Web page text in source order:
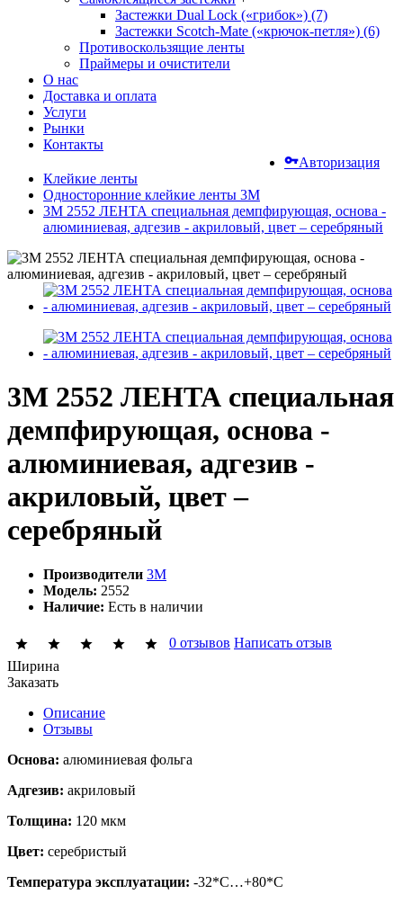
Застежки Dual Lock («грибок») (7)
Застежки Scotch-Mate («крючок-петля») (6)
Противоскользящие ленты
Праймеры и очистители
О нас
Доставка и оплата
Услуги
Рынки
Контакты
Авторизация
Клейкие ленты
Односторонние клейкие ленты 3М
3М 2552 ЛЕНТА специальная демпфирующая, основа -
алюминиевая, адгезив - акриловый, цвет – серебряный
3М 2552 ЛЕНТА специальная
демпфирующая, основа -
алюминиевая, адгезив -
акриловый, цвет –
серебряный
Производители 3M
Модель: 2552
Наличие: Есть в наличии
0 отзывов Написать отзыв
Ширина
Заказать
Описание
Отзывы
Основа: алюминиевая фольга
Адгезив: акриловый
Толщина: 120 мкм
Цвет: серебристый
Температура эксплуатации: -32*С…+80*С